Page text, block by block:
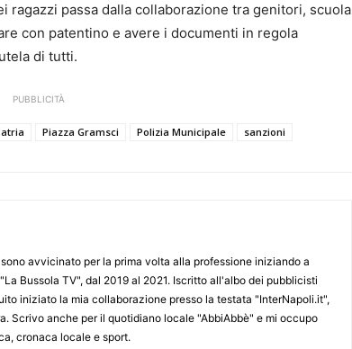
ragazzi passa dalla collaborazione tra genitori, scuola
con patentino e avere i documenti in regola
di tutti.
PUBBLICITÀ
Piazza Gramsci Polizia Municipale sanzioni
avvicinato per la prima volta alla professione iniziando a
Bussola TV", dal 2019 al 2021. Iscritto all'albo dei pubblicisti
iniziato la mia collaborazione presso la testata "InterNapoli.it",
Scrivo anche per il quotidiano locale "AbbiAbbè" e mi occupo
cronaca locale e sport.